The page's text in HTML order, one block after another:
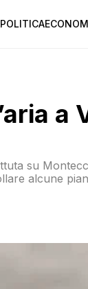
POLITICA
a
su
alcune